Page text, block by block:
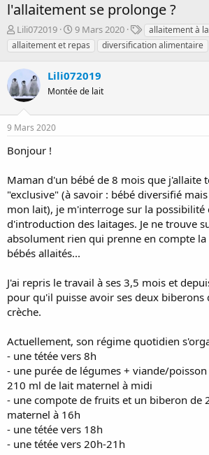
l'allaitement se prolonge ?
D
é
m
a
r
r
é
e
p
r
Lili072019
D
a
t
d
e
é
9 Mars 2020
T
a
g
allaitement à
allaitement et repas
diversification alimentaire
Lili072019
Montée de lait
9 Mars 2020
Bonjour !
Maman d'un bébé de 8 mois que j'allaite
"exclusive" (à savoir : bébé diversifié
mon lait), je m'interroge sur la possibilité
d'introduction des laitages. Je ne trouve
absolument rien qui prenne en compte la
bébés allaités...
J'ai repris le travail à ses 3,5 mois et
pour qu'il puisse avoir ses deux biberons
crèche.
Actuellement, son régime quotidien
- une tétée vers 8h
- une purée de légumes + viande/
210 ml de lait maternel à midi
- une compote de fruits et un biberon de
maternel à 16h
- une tétée vers 18h
- une tétée vers 20h-21h